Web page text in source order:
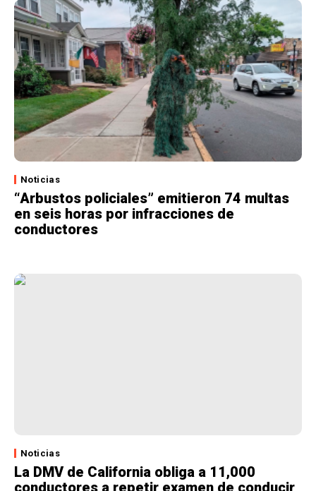
Noticias
“Arbustos policiales” emitieron 74 multas
en seis horas por infracciones de
conductores
Noticias
La DMV de California obliga a 11,000